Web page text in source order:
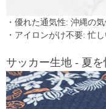
・優れた通気性: 沖縄の
・アイロンがけ不要: 忙
サッカー生地 - 夏